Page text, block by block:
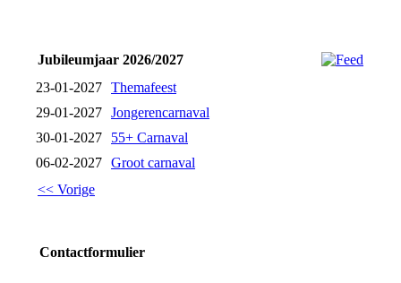
Jubileumjaar 2026/2027
23-01-2027 Themafeest
29-01-2027 Jongerencarnaval
30-01-2027
55+ Carnaval
06-02-2027 Groot carnaval
<< Vorige
Contactformulier